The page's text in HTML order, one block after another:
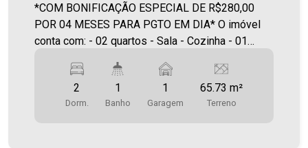
*COM BONIFICAÇÃO ESPECIAL DE R$280,00
POR 04 MESES PARA PGTO EM DIA* O imóvel
conta com: - 02 quartos - Sala - Cozinha - 01
garagem Será cobrado FCI (Fundo de
Conservação do Imóvel), equivalente a 6% do
valor do aluguel. Para mais detalhes sobre o FCI,
2
Dorm.
1
Banho
1
Garagem
65.73 m²
Terreno